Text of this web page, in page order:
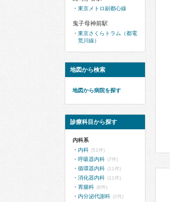
東京メトロ副都心線
鬼子母神前駅
東京さくらトラム（都電
荒川線）
地図から検索
地図から病院を探す
診療科目から探す
内科系
内科 (51件)
呼吸器内科 (7件)
循環器内科 (11件)
消化器内科 (11件)
胃腸科 (6件)
内分泌代謝科 (2件)